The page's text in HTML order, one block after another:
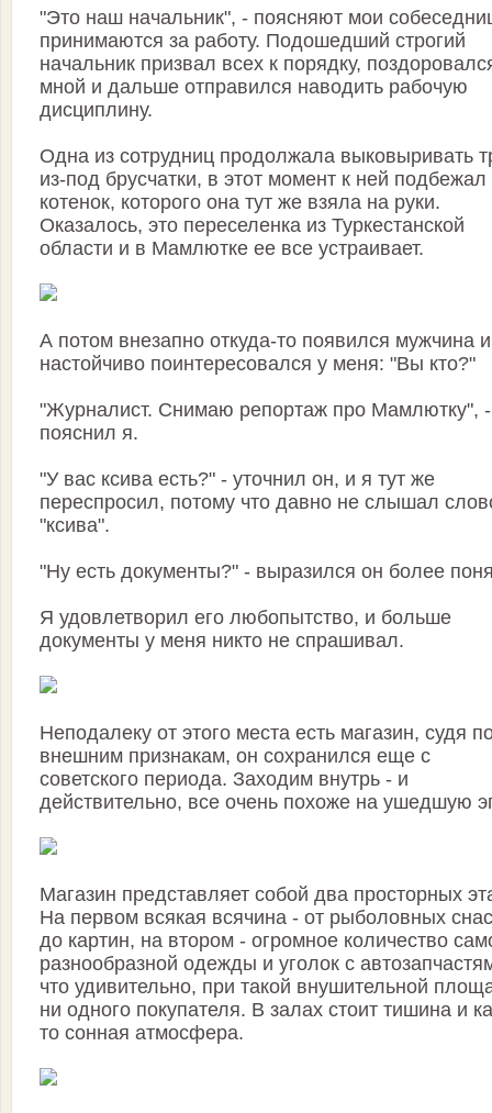
"Это наш начальник", - поясняют мои
принимаются за работу. Подошедший строгий
начальник призвал всех к порядку,
мной и дальше отправился наводить рабочую
дисциплину.
Одна из сотрудниц продолжала выковыривать
из-под брусчатки, в этот момент к ней подбежал
котенок, которого она тут же взяла на руки.
Оказалось, это переселенка из Туркестанской
области и в Мамлютке ее все устраивает.
А потом внезапно откуда-то появился мужчина и
настойчиво поинтересовался у меня: "Вы кто?"
"Журналист. Снимаю репортаж про Мамлютку", -
пояснил я.
"У вас ксива есть?" - уточнил он, и я тут же
переспросил, потому что давно не слышал
"ксива".
"Ну есть документы?" - выразился он более
Я удовлетворил его любопытство, и больше
документы у меня никто не спрашивал.
Неподалеку от этого места есть магазин, судя
внешним признакам, он сохранился еще с
советского периода. Заходим внутрь - и
действительно, все очень похоже на ушедшую
Магазин представляет собой два просторных
На первом всякая всячина - от рыболовных
до картин, на втором - огромное количество
разнообразной одежды и уголок с
что удивительно, при такой внушительной
ни одного покупателя. В залах стоит тишина и
то сонная атмосфера.